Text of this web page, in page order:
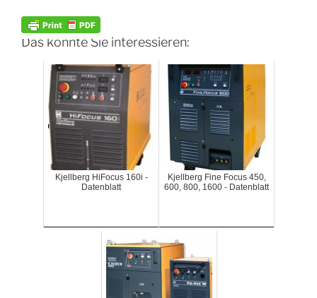
Das könnte Sie interessieren:
Kjellberg HiFocus 160i -
Datenblatt
Kjellberg Fine Focus 450,
600, 800, 1600 - Datenblatt